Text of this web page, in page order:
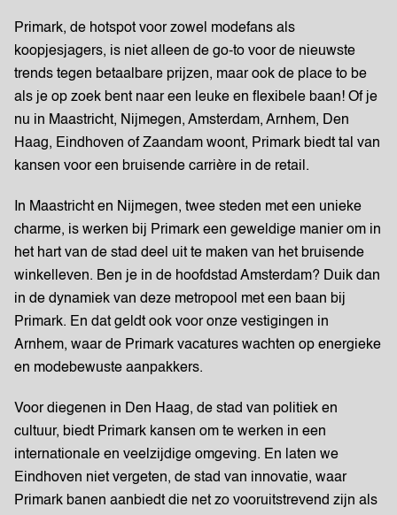
Primark, de hotspot voor zowel modefans als
koopjesjagers, is niet alleen de go-to voor de nieuwste
trends tegen betaalbare prijzen, maar ook de place to be
als je op zoek bent naar een leuke en flexibele baan! Of je
nu in Maastricht, Nijmegen, Amsterdam, Arnhem, Den
Haag, Eindhoven of Zaandam woont, Primark biedt tal van
kansen voor een bruisende carrière in de retail.
In Maastricht en Nijmegen, twee steden met een unieke
charme, is werken bij Primark een geweldige manier om in
het hart van de stad deel uit te maken van het bruisende
winkelleven. Ben je in de hoofdstad Amsterdam? Duik dan
in de dynamiek van deze metropool met een baan bij
Primark. En dat geldt ook voor onze vestigingen in
Arnhem, waar de Primark vacatures wachten op energieke
en modebewuste aanpakkers.
Voor diegenen in Den Haag, de stad van politiek en
cultuur, biedt Primark kansen om te werken in een
internationale en veelzijdige omgeving. En laten we
Eindhoven niet vergeten, de stad van innovatie, waar
Primark banen aanbiedt die net zo vooruitstrevend zijn als